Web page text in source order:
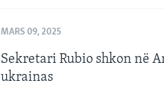
MARS 09, 2025
Sekretari Rubio shkon në
ukrainas